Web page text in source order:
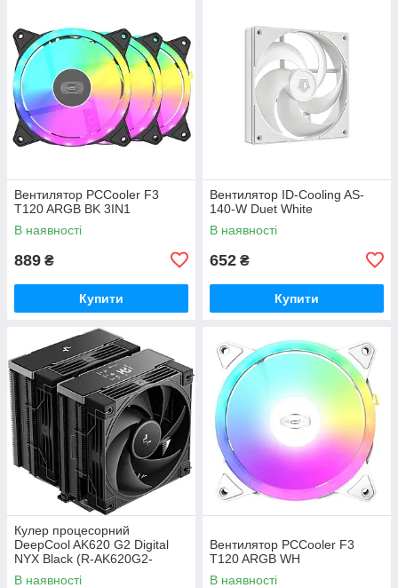
Вентилятор PCCooler F3
T120 ARGB BK 3IN1
В наявності
889 ₴
Купити
Вентилятор ID-Cooling AS-
140-W Duet White
В наявності
652 ₴
Купити
Кулер процесорний
DeepCool AK620 G2 Digital
NYX Black (R-AK620G2-
BKNNMN-GJD-1)
В наявності
Вентилятор PCCooler F3
T120 ARGB WH
В наявності